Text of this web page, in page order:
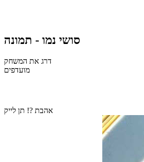
סושי נמו - תמונה
דרג את המשחק
מועדפים